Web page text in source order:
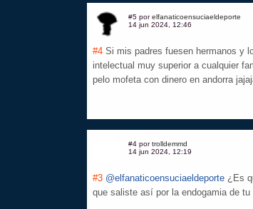
#5 porelfanaticoensuciaeldeporte
14 jun 2024, 12:46
#4 Si mis padres fuesen hermanos y
intelectual muy superior a cualquier
pelo mofeta con dinero en andorra
#4 portrolldemmd
14 jun 2024, 12:19
#3 @elfanaticoensuciaeldeporte ¿Es
que saliste así por la endogamia de tu